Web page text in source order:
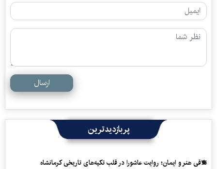
ارسال
پربازدیدترین
تلاقی هنر و ایمان؛ روایت عاشورا در قلب تکیه‌های تاریخی کرمانشاه